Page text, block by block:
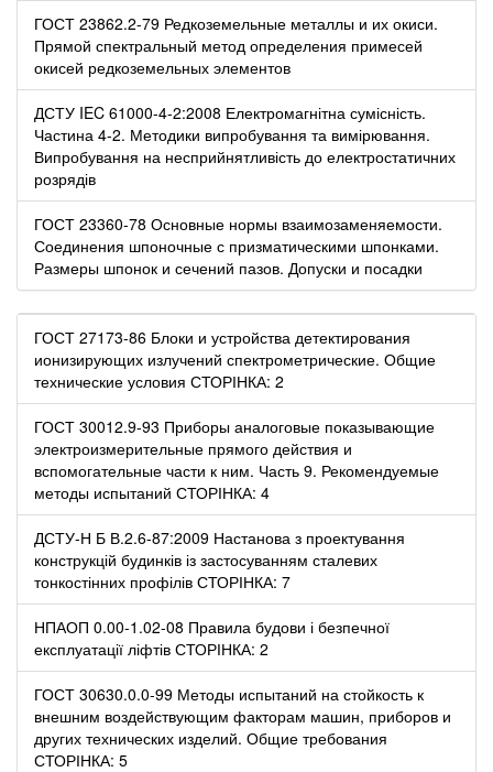
ГОСТ 23862.2-79 Редкоземельные металлы и их окиси.
Прямой спектральный метод определения примесей
окисей редкоземельных элементов
ДСТУ IEC 61000-4-2:2008 Електромагнітна сумісність.
Частина 4-2. Методики випробування та вимірювання.
Випробування на несприйнятливість до електростатичних
розрядів
ГОСТ 23360-78 Основные нормы взаимозаменяемости.
Соединения шпоночные с призматическими шпонками.
Размеры шпонок и сечений пазов. Допуски и посадки
ГОСТ 27173-86 Блоки и устройства детектирования
ионизирующих излучений спектрометрические. Общие
технические условия СТОРІНКА: 2
ГОСТ 30012.9-93 Приборы аналоговые показывающие
электроизмерительные прямого действия и
вспомогательные части к ним. Часть 9. Рекомендуемые
методы испытаний СТОРІНКА: 4
ДСТУ-Н Б В.2.6-87:2009 Настанова з проектування
конструкцій будинків із застосуванням сталевих
тонкостінних профілів СТОРІНКА: 7
НПАОП 0.00-1.02-08 Правила будови і безпечної
експлуатації ліфтів СТОРІНКА: 2
ГОСТ 30630.0.0-99 Методы испытаний на стойкость к
внешним воздействующим факторам машин, приборов и
других технических изделий. Общие требования
СТОРІНКА: 5